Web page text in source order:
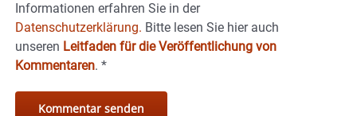
Informationen erfahren Sie in der
Datenschutzerklärung. Bitte lesen Sie hier auch
unseren Leitfaden für die Veröffentlichung von
Kommentaren. *